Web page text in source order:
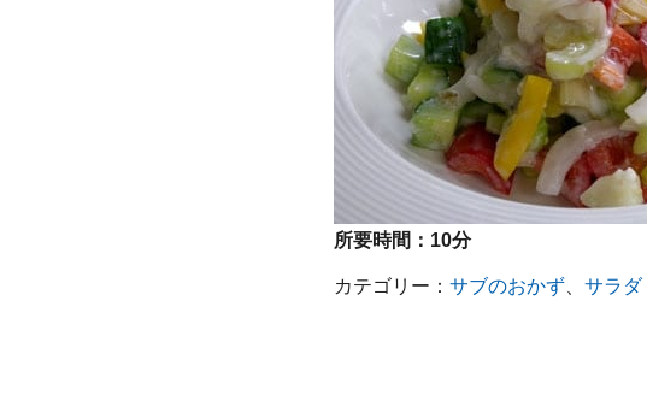
所要時間： 10分
カテゴリー： サブのおかず サラダ